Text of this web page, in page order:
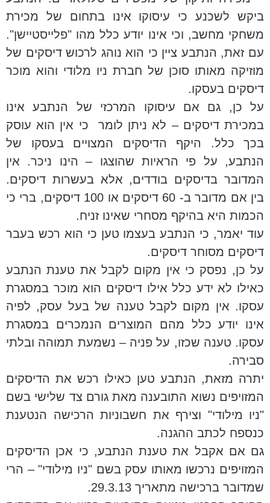
ביקש לשכנע כי עיסוקו אינו בתחום של מכירת
משחקי מחשב, וכי אינו יודע כלל מהו "פלייסטיישן".
עם זאת, הנתבע ציין כי הוא נוהג לרכוש דיסקים של
מוזיקה מאותו סוכן של חברת ניו מלודי והוא מוכר
דיסקים בעסקו.
על כן, גם אם עיסוקו המרכזי של הנתבע אינו
במכירת דיסקים – לא ניתן לומר כי אין הוא עוסק
בכך כלל. היקף הדיסקים המצויים בעסקו של
הנתבע, על פי הראיות שהוצגו – הינו ניכר. אין
המדובר בדיסקים בודדים, אלא בעשרות דיסקים.
בין אם מדובר ב- 60 דיסקים או 100 דיסקים, ברי כי
הכמות היא בהיקף מסחרי שאינו זניח.
עוד יאמר, כי הנתבע בעצמו טען כי הוא רכש בעבר
דיסקים מסוחר דיסקים.
על כן, נפסק כי אין מקום לקבל את טענת הנתבע
כאילו לא ידע כלל אילו דיסקים הוא מוכר במסגרת
עסקו. אין מקום לקבל טענה של בעל עסק, לפיה
אינו יודע כלל מהם המוצרים הנמכרים במסגרת
עסקו. טענה שכזו, על פניה – נשמעת תמוהה ובלתי
סבירה.
יתרה מזאת, הנתבע טען כאילו רכש את הדיסקים
המזויפים נשוא התובענה מאת גורם צד שלישי בשם
"ניו מילודי" וצירף את חשבוניות הרכישה הנטענת
כנספח לכתב ההגנה.
גם אם אקבל את טענת הנתבע, כי אכן הדיסקים
המזויפים נרכשו מאותו עסק בשם "ניו מילודי" – הרי
שמדובר ברכישה מתאריך 29.3.13.